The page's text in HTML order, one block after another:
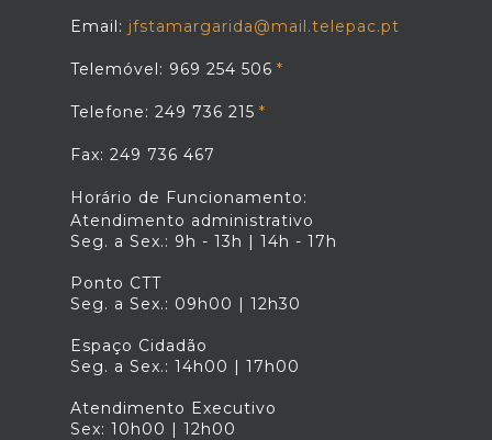
Email: jfstamargarida@mail.telepac.pt
Telemóvel: 969 254 506
Telefone: 249 736 215
Fax: 249 736 467
Horário de Funcionamento:
Atendimento administrativo
Seg. a Sex.: 9h - 13h | 14h - 17h
Ponto CTT
Seg. a Sex.: 09h00 | 12h30
Espaço Cidadão
Seg. a Sex.: 14h00 | 17h00
Atendimento Executivo
Sex: 10h00 | 12h00